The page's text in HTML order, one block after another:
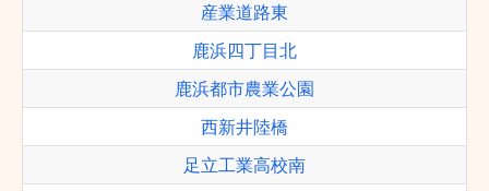
産業道路東
鹿浜四丁目北
鹿浜都市農業公園
西新井陸橋
足立工業高校南